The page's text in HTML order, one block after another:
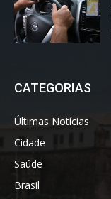
CATEGORIAS
Últimas Notícias
Cidade
Saúde
Brasil